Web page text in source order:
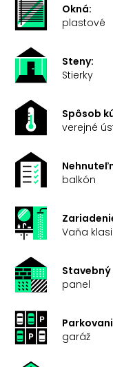
Okná:
plastové
Steny:
Stierky
Spôsob
verejné
balkón
Vaňa
panel
garáž